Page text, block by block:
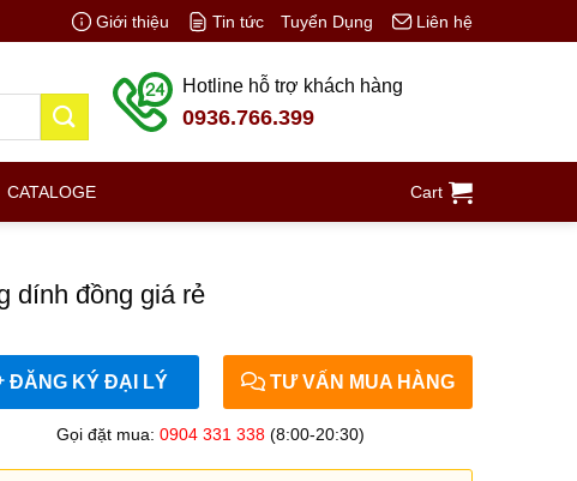
Giới thiệu Tin tức Tuyển Dụng Liên hệ
Hotline hỗ trợ khách hàng
0936.766.399
CATALOGE Cart
dính đồng giá rẻ
ĐĂNG KÝ ĐẠI LÝ TƯ VẤN MUA HÀNG
Gọi đặt mua:0904 331 338 (8:00-20:30)